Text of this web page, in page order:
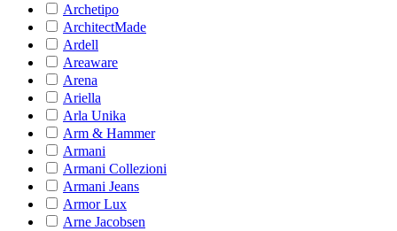
Archetipo
ArchitectMade
Ardell
Areaware
Arena
Ariella
Arla Unika
Arm & Hammer
Armani
Armani Collezioni
Armani Jeans
Armor Lux
Arne Jacobsen